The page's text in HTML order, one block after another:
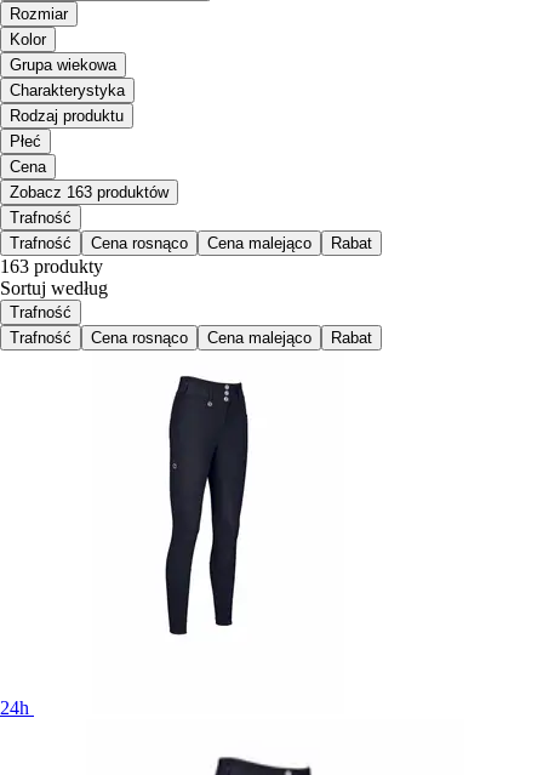
Rozmiar
Kolor
Grupa wiekowa
Charakterystyka
Rodzaj produktu
Płeć
Cena
Zobacz 163 produktów
Trafność
Trafność
Cena rosnąco Cena malejąco Rabat
163 produkty
Sortuj według
Trafność
Trafność
Cena rosnąco Cena malejąco Rabat
24h